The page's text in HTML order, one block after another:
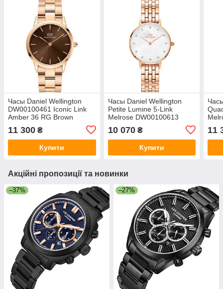
Часы Daniel Wellington
DW00100461 Iconic Link
Amber 36 RG Brown
11 300 ₴
Купити
Часы Daniel Wellington
Petite Lumine 5-Link
Melrose DW00100613
10 070₴
Купити
11
Акційні пропозиції та новинки
–37% –27%